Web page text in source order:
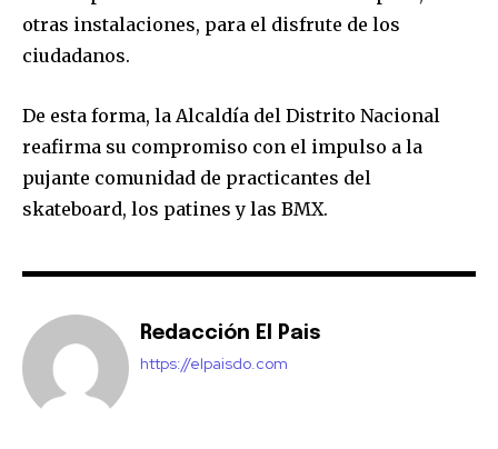
otras instalaciones, para el disfrute de los
ciudadanos.
De esta forma, la Alcaldía del Distrito Nacional
reafirma su compromiso con el impulso a la
pujante comunidad de practicantes del
skateboard, los patines y las BMX.
Redacción El Pais
https://elpaisdo.com